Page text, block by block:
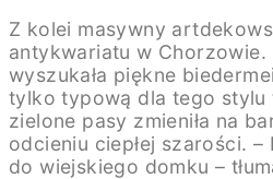
Z kolei masywny
antykwariatu w Chorzowie.
wyszukała piękne
tylko typową dla tego stylu
zielone pasy zmieniła na
odcieniu ciepłej szarości. –
do wiejskiego domku –